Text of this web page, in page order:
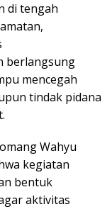
di tengah
berlangsung
mencegah
tindak pidana
Wahyu
kegiatan
bentuk
aktivitas